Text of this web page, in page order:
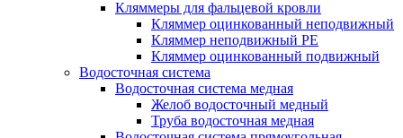
Кляммеры для фальцевой кровли
Кляммер оцинкованный неподвижный
Кляммер неподвижный PE
Кляммер оцинкованный подвижный
Водосточная система
Водосточная система медная
Желоб водосточный медный
Труба водосточная медная